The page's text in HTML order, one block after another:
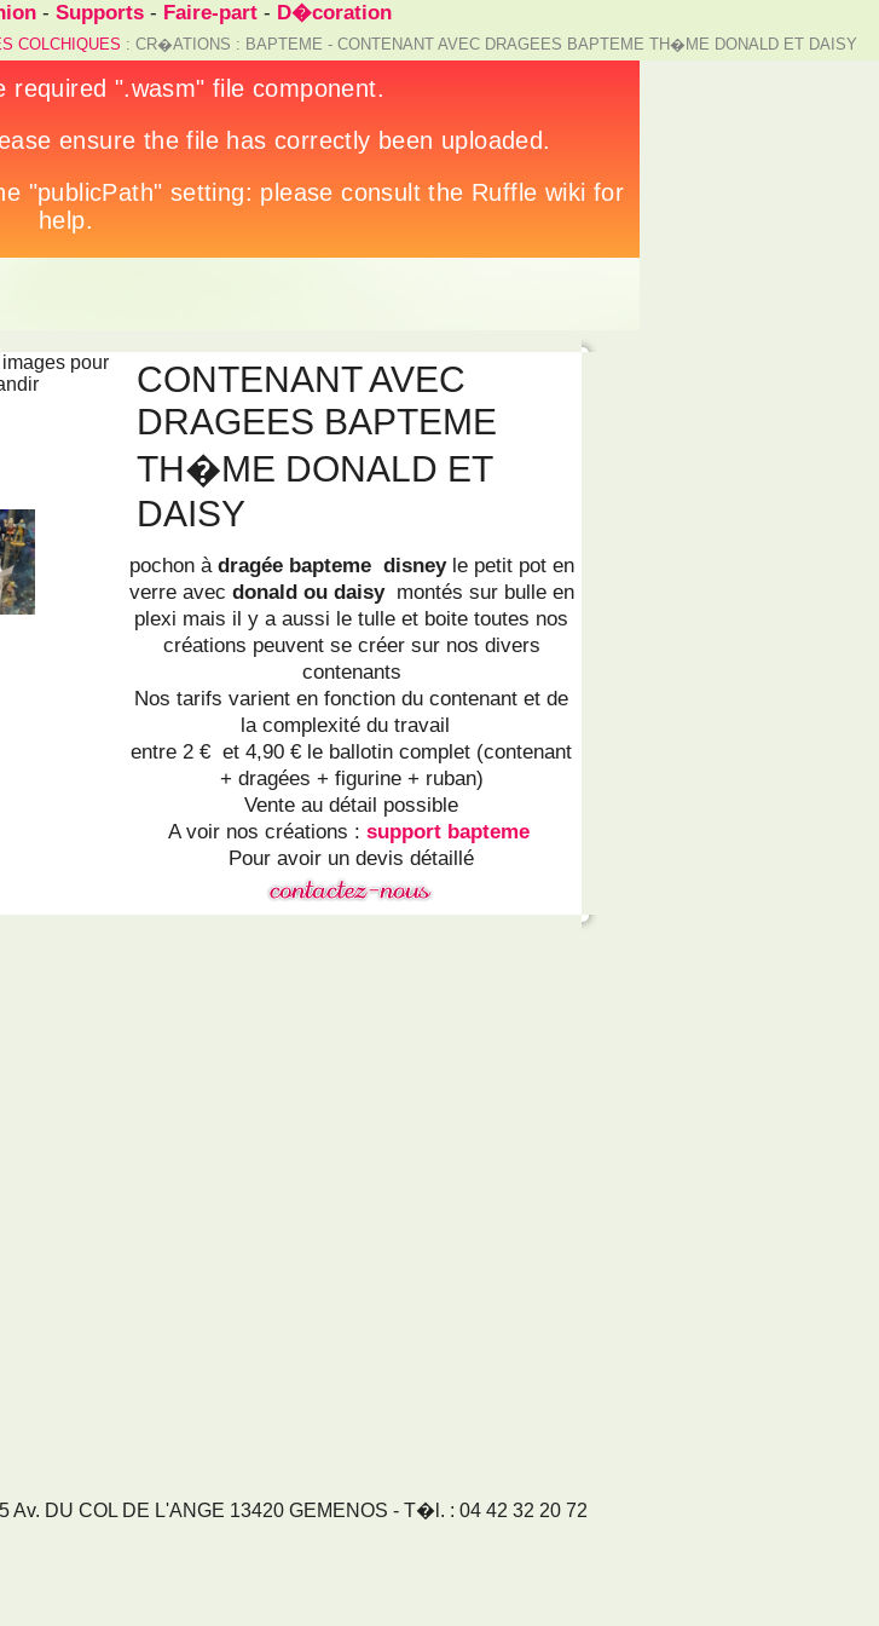
- Supports- Faire-part- D�coration
COLCHIQUES : CR�ATIONS : BAPTEME - CONTENANT AVEC DRAGEES BAPTEME TH�ME DONALD ET DAISY
pour
CONTENANT AVEC
DRAGEES BAPTEME
TH�ME DONALD ET
DAISY
pochon à dragée bapteme disney le petit pot en
verre avec donald ou daisymontés sur bulle en
plexi mais il y a aussi le tulle et boite toutes nos
créations peuvent se créer sur nos divers
contenants
Nos tarifs varient en fonction du contenant et de
la complexité du travail
entre 2 € et 4,90 € le ballotin complet (contenant
+ dragées + figurine + ruban)
Vente au détail possible
A voir nos créations : support bapteme
Pour avoir un devis détaillé
Av. DU COL DE L'ANGE 13420 GEMENOS - T�l. : 04 42 32 20 72